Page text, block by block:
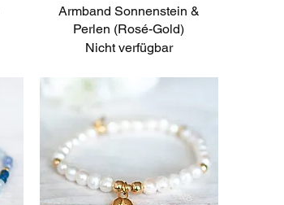
Schnellansicht
Armband Sonnenstein &
Perlen (Rosé-Gold)
Nicht verfügbar